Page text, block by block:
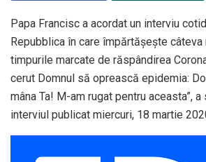
Papa Francisc a acordat un interviu
Repubblica în care împărtășește
timpurile marcate de răspândirea
cerut Domnul să oprească epidemia:
mâna Ta! M-am rugat pentru aceasta”,
interviul publicat miercuri, 18 martie